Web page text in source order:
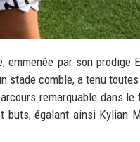
par son prodige
stade comble, a tenu
remarquable dans
buts, égalant ainsi Kylian